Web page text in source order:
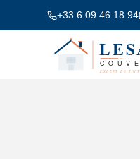
+33 6 09 46 18 94